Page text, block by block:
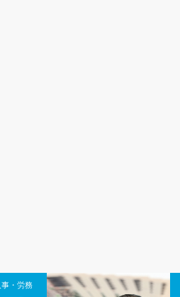
事・労務